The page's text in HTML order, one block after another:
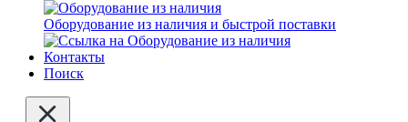
Оборудование из наличия и быстрой поставки
Контакты
Поиск